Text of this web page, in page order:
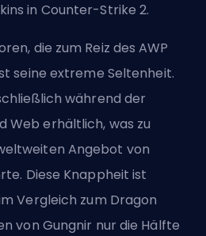
in Counter-Strike 2.
die zum Reiz des AWP
seine extreme Seltenheit.
während der
Web erhältlich, was zu
Angebot von
Diese Knappheit ist
Vergleich zum Dragon
von Gungnir nur die Hälfte